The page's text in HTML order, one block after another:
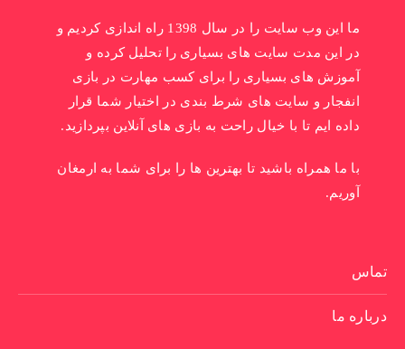
ما این وب سایت را در سال 1398 راه اندازی کردیم و
در این مدت سایت های بسیاری را تحلیل کرده و
آموزش های بسیاری را برای کسب مهارت در بازی
انفجار و سایت های شرط بندی در اختیار شما قرار
داده ایم تا با خیال راحت به بازی های آنلاین بپردازید.
با ما همراه باشید تا بهترین ها را برای شما به ارمغان
آوریم.
تماس
درباره ما